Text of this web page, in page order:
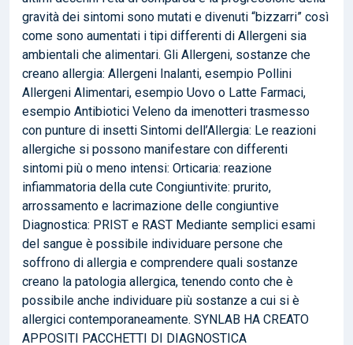
gravità dei sintomi sono mutati e divenuti “bizzarri” così
come sono aumentati i tipi differenti di Allergeni sia
ambientali che alimentari. Gli Allergeni, sostanze che
creano allergia: Allergeni Inalanti, esempio Pollini
Allergeni Alimentari, esempio Uovo o Latte Farmaci,
esempio Antibiotici Veleno da imenotteri trasmesso
con punture di insetti Sintomi dell’Allergia: Le reazioni
allergiche si possono manifestare con differenti
sintomi più o meno intensi: Orticaria: reazione
infiammatoria della cute Congiuntivite: prurito,
arrossamento e lacrimazione delle congiuntive
Diagnostica: PRIST e RAST Mediante semplici esami
del sangue è possibile individuare persone che
soffrono di allergia e comprendere quali sostanze
creano la patologia allergica, tenendo conto che è
possibile anche individuare più sostanze a cui si è
allergici contemporaneamente. SYNLAB HA CREATO
APPOSITI PACCHETTI DI DIAGNOSTICA